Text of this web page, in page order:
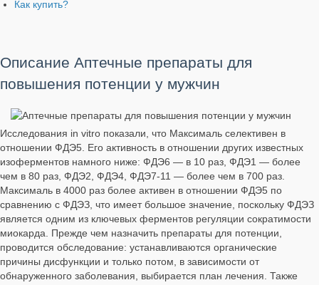
Как купить?
Описание Аптечные препараты для
повышения потенции у мужчин
Исследования in vitro показали, что Максималь селективен в
отношении ФДЭ5. Его активность в отношении других известных
изоферментов намного ниже: ФДЭ6 — в 10 раз, ФДЭ1 — более
чем в 80 раз, ФДЭ2, ФДЭ4, ФДЭ7-11 — более чем в 700 раз.
Максималь в 4000 раз более активен в отношении ФДЭ5 по
сравнению с ФДЭЗ, что имеет большое значение, поскольку ФДЭЗ
является одним из ключевых ферментов регуляции сократимости
миокарда. Прежде чем назначить препараты для потенции,
проводится обследование: устанавливаются органические
причины дисфункции и только потом, в зависимости от
обнаруженного заболевания, выбирается план лечения. Также